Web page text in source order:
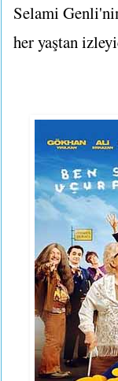
Selami
her yaştan